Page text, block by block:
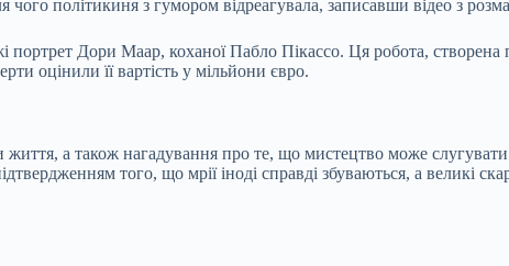
чого політикиня з гумором відреагувала, записавши відео з
Дори Маар, коханої Пабло Пікассо. Ця робота, створена
оцінили її вартість у мільйони євро.
а також нагадування про те, що мистецтво може
того, що мрії іноді справді збуваються, а великі